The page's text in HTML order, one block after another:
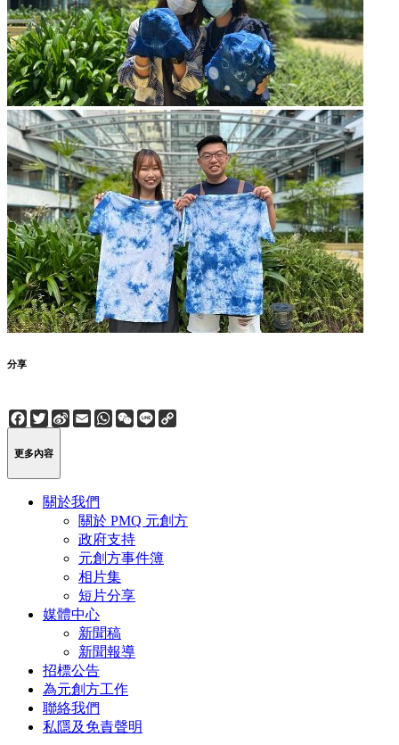
分享
Facebook
Twitter
Sina
Weibo
EmailWhatsApp
WeChat
Line
更多內容
關於我們
關於 PMQ 元創方
政府支持
元創方事件簿
相片集
短片分享
媒體中心
新聞稿
新聞報導
招標公告
為元創方工作
聯絡我們
私隱及免責聲明